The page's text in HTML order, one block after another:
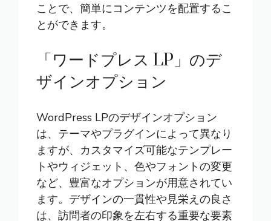
ことで、簡単にコンテンツを配置するこ
とができます。
「ワードプレス LP」のデ
ザインオプション
WordPress LPのデザインオプション
は、テーマやプラグインによって異なり
ますが、カスタマイズ可能なテンプレー
トやウィジェット、色やフォントの変更
など、豊富なオプションが用意されてい
ます。デザインの一貫性や見栄えの良さ
は、訪問者の印象を左右する重要な要素